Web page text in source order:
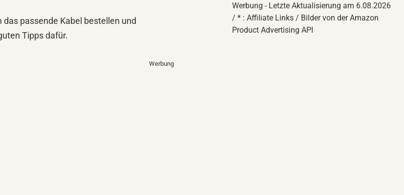
passende Kabel bestellen und
Tipps dafür.
Werbung
Werbung - Letzte Aktualisierung am 6.08.2026
/ * : Affiliate Links / Bilder von der Amazon
Product Advertising API